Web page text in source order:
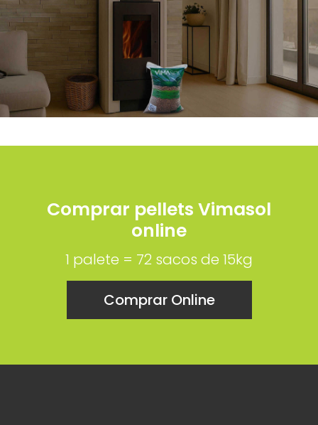
Comprar pellets Vimasol
online
1 palete = 72 sacos de 15kg
Comprar Online